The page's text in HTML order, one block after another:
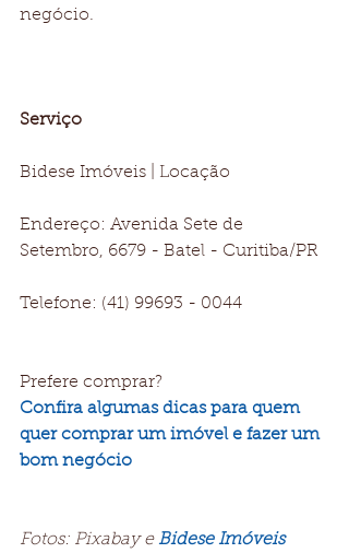
negócio.
Serviço
Bidese Imóveis | Locação
Endereço: Avenida Sete de
Setembro, 6679 - Batel - Curitiba/PR
Telefone: (41) 99693 - 0044
Prefere comprar?
Confira algumas dicas para quem
quer comprar um imóvel e fazer um
bom negócio
Fotos: Pixabay e Bidese Imóveis